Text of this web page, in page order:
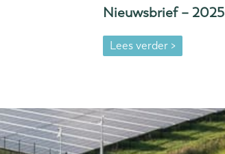
Nieuwsbrief – 2025
Lees verder >